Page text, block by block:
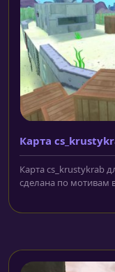
Карта
Карта cs_krustykrab
сделана по мотивам